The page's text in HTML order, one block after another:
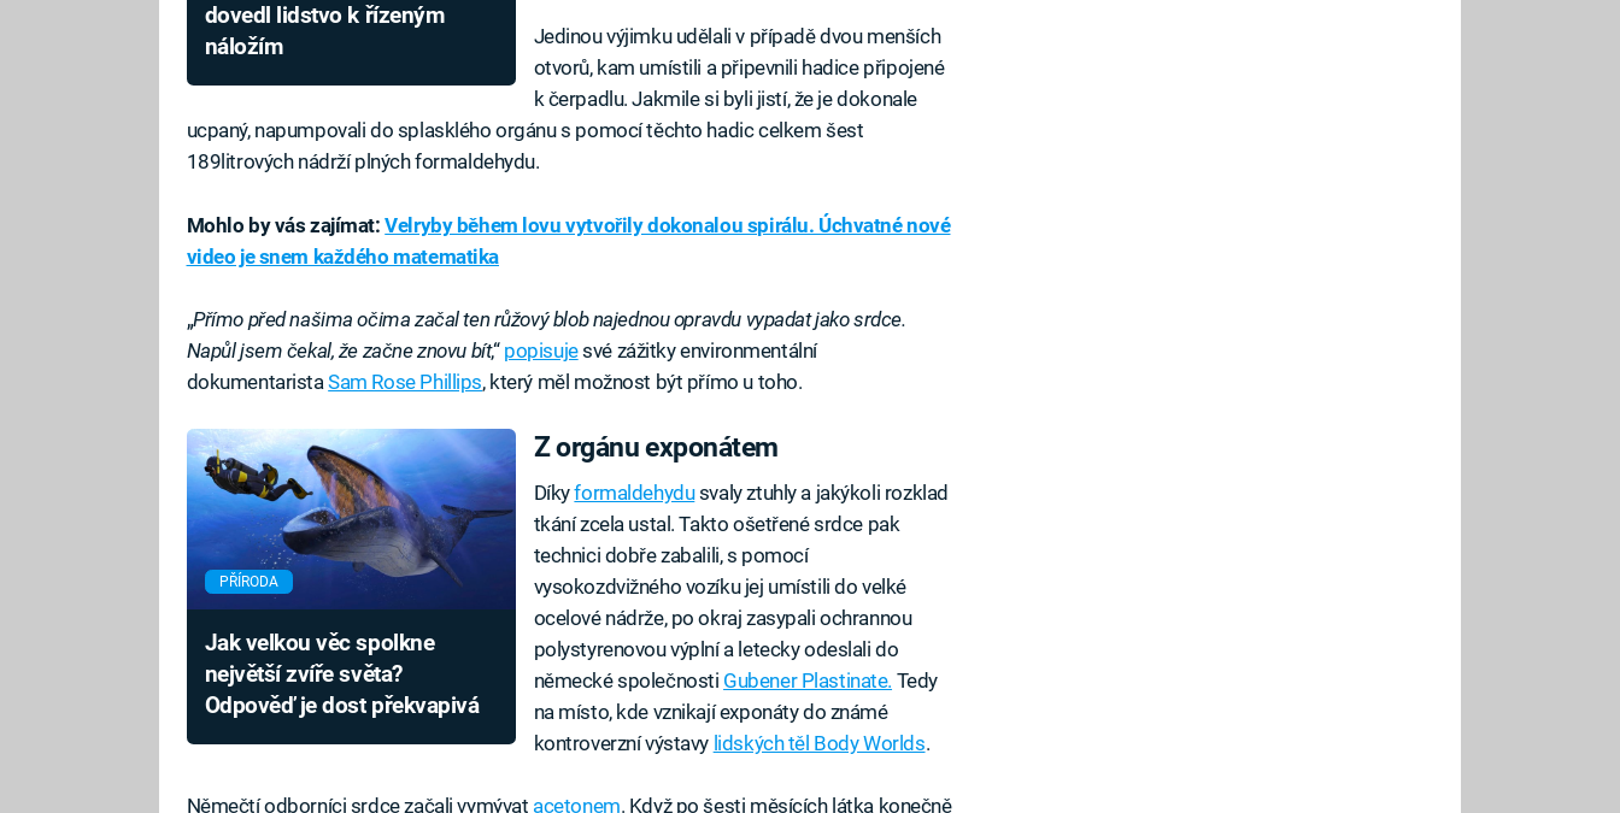
dovedl lidstvo k řízeným
náložím
Jedinou výjimku udělali v případě dvou menších
otvorů, kam umístili a připevnili hadice připojené
k čerpadlu. Jakmile si byli jistí, že je dokonale
ucpaný, napumpovali do splasklého orgánu s pomocí těchto hadic celkem šest
189litrových nádrží plných formaldehydu.
Mohlo by vás zajímat:Velryby během lovu vytvořily dokonalou spirálu. Úchvatné nové
video je snem každého matematika
„Přímo před našima očima začal ten růžový blob najednou opravdu vypadat jako srdce.
Napůl jsem čekal, že začne znovu bít,“ popisujesvé zážitky environmentální
dokumentaristaSam Rose Phillips, který měl možnost být přímo u toho.
PŘÍRODA
Jak velkou věc spolkne
největší zvíře světa?
Odpověď je dost překvapivá
Z orgánu exponátem
Díkyformaldehydusvaly ztuhly a jakýkoli rozklad
tkání zcela ustal. Takto ošetřené srdce pak
technici dobře zabalili, s pomocí
vysokozdvižného vozíku jej umístili do velké
ocelové nádrže, po okraj zasypali ochrannou
polystyrenovou výplní a letecky odeslali do
německé společnosti Gubener Plastinate. Tedy
na místo, kde vznikají exponáty do známé
kontroverzní výstavy lidských těl Body Worlds.
Němečtí odborníci srdce začali vymývat acetonem. Když po šesti měsících látka konečně